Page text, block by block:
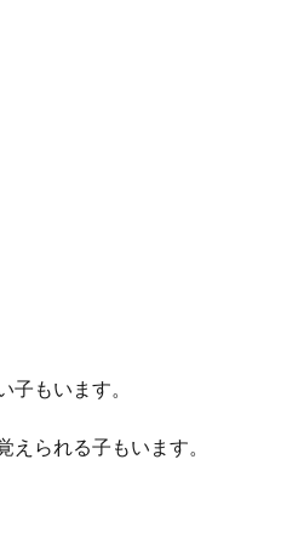
もいます。
られる子もいます。